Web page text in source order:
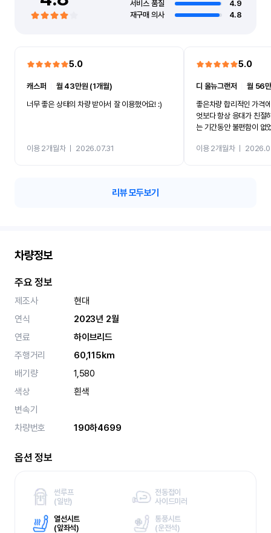
서비스 품질
4.9
재구매 의사
4.8
5.0
캐스퍼
월 43만원 (1개월)
너무 좋은 상태의 차량 받아서 잘 이용했어요! :)
이용 2개월차ㅣ 2026.07.31
5.0
디 올뉴그랜저 ㅣ월 56
좋은차량 합리적인 가격
엇보다 항상 응대가 친절
는 기간동안 불편함이 없
카 렌트 고민없이 강추합
이용 2개월차ㅣ
리뷰 모두보기
차량정보
주요 정보
제조사
현대
연식
2023년 2월
연료
하이브리드
주행거리
60,115km
배기량
1,580
색상
흰색
변속기
차량번호
190하4699
옵션 정보
썬루프
(일반)
전동접이
사이드미러
열선시트
(앞좌석)
통풍시트
(운전석)